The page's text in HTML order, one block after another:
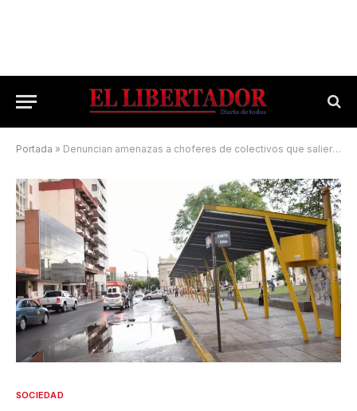
Portada » Denuncian amenazas a choferes de colectivos que salieron a trabajar
SOCIEDAD